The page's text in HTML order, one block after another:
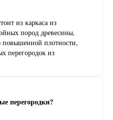
из каркаса из
пород древесины,
повышенной плотности,
перегородок из
перегородки?